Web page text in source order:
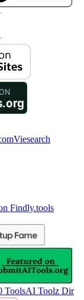
Viesearch
ToolsAI Toolz Dir